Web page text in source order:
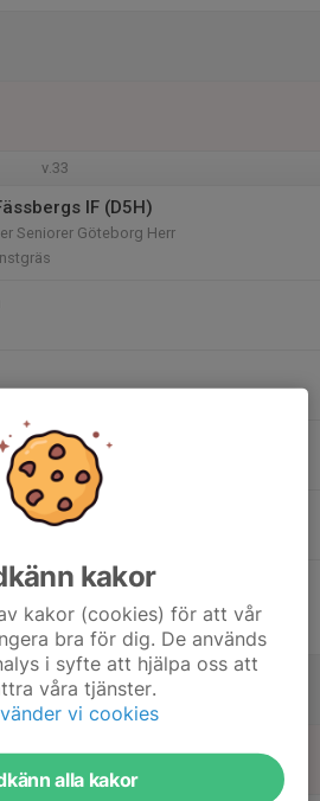
v.33
IF (D5H)
Seniorer Göteborg Herr
IK
kakor
kakor (cookies) för att vår
bra för dig. De används
i syfte att hjälpa oss att
våra tjänster.
vi cookies
alla kakor